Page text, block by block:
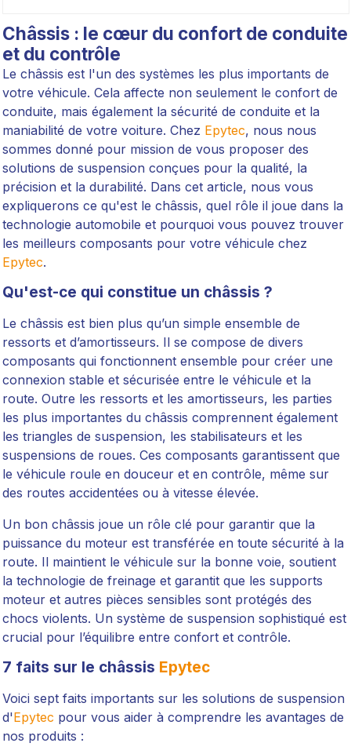
Châssis : le cœur du confort de conduite
et du contrôle
Le châssis est l'un des systèmes les plus importants de
votre véhicule. Cela affecte non seulement le confort de
conduite, mais également la sécurité de conduite et la
maniabilité de votre voiture. Chez Epytec, nous nous
sommes donné pour mission de vous proposer des
solutions de suspension conçues pour la qualité, la
précision et la durabilité. Dans cet article, nous vous
expliquerons ce qu'est le châssis, quel rôle il joue dans la
technologie automobile et pourquoi vous pouvez trouver
les meilleurs composants pour votre véhicule chez
Epytec.
Qu'est-ce qui constitue un châssis ?
Le châssis est bien plus qu’un simple ensemble de
ressorts et d’amortisseurs. Il se compose de divers
composants qui fonctionnent ensemble pour créer une
connexion stable et sécurisée entre le véhicule et la
route. Outre les ressorts et les amortisseurs, les parties
les plus importantes du châssis comprennent également
les triangles de suspension, les stabilisateurs et les
suspensions de roues. Ces composants garantissent que
le véhicule roule en douceur et en contrôle, même sur
des routes accidentées ou à vitesse élevée.
Un bon châssis joue un rôle clé pour garantir que la
puissance du moteur est transférée en toute sécurité à la
route. Il maintient le véhicule sur la bonne voie, soutient
la technologie de freinage et garantit que les supports
moteur et autres pièces sensibles sont protégés des
chocs violents. Un système de suspension sophistiqué est
crucial pour l’équilibre entre confort et contrôle.
7 faits sur le châssis Epytec
Voici sept faits importants sur les solutions de suspension
d'Epytec pour vous aider à comprendre les avantages de
nos produits :